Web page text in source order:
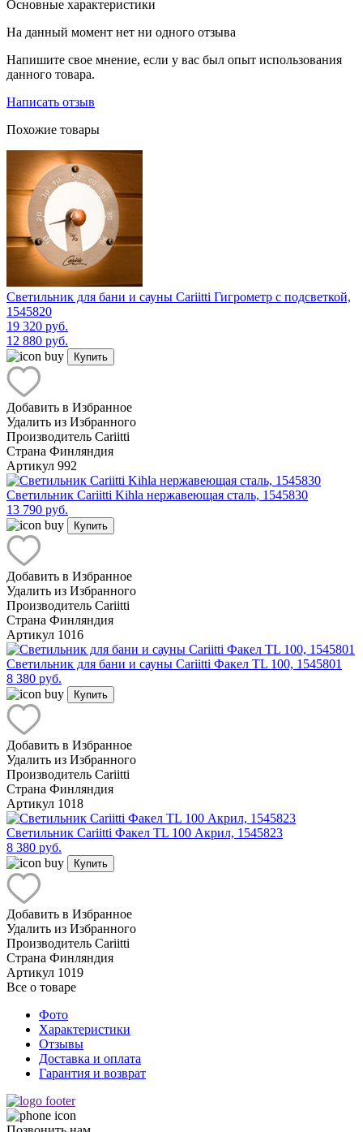
Основные характеристики
На данный момент нет ни одного отзыва
Напишите свое мнение, если у вас был опыт использования
данного товара.
Написать отзыв
Похожие товары
Светильник для бани и сауны Cariitti Гигрометр с подсветкой,
1545820
19 320 руб.
12 880 руб.
Купить
Добавить в Избранное
Удалить из Избранного
Производитель Cariitti
Страна Финляндия
Артикул 992
Светильник Cariitti Kihla нержавеющая сталь, 1545830
13 790 руб.
Купить
Добавить в Избранное
Удалить из Избранного
Производитель Cariitti
Страна Финляндия
Артикул 1016
Светильник для бани и сауны Cariitti Факел TL 100, 1545801
8 380 руб.
Купить
Добавить в Избранное
Удалить из Избранного
Производитель Cariitti
Страна Финляндия
Артикул 1018
Светильник Cariitti Факел TL 100 Акрил, 1545823
8 380 руб.
Купить
Добавить в Избранное
Удалить из Избранного
Производитель Cariitti
Страна Финляндия
Артикул 1019
Все о товаре
Фото
Характеристики
Отзывы
Доставка и оплата
Гарантия и возврат